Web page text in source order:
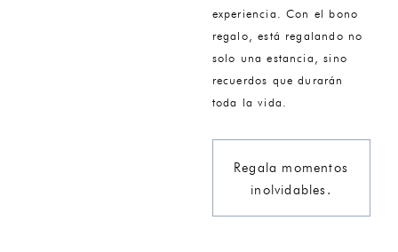
experiencia. Con el bono
regalo, está regalando no
solo una estancia, sino
recuerdos que durarán
toda la vida.
Regala momentos
inolvidables.